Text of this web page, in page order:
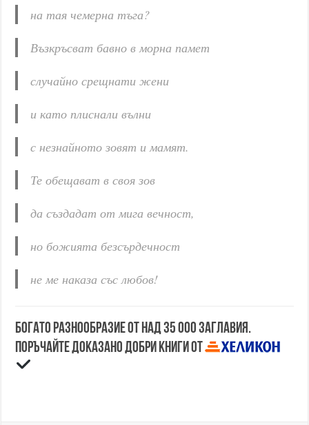
на тая чемерна тъга?
Възкръсват бавно в морна памет
случайно срещнати жени
и като плиснали вълни
с незнайното зовят и мамят.
Те обещават в своя зов
да създадат от мига вечност,
но божията безсърдечност
не ме наказа със любов!
Богато разнообразие от над 35 000 заглавия.
Поръчайте доказано добри книги от